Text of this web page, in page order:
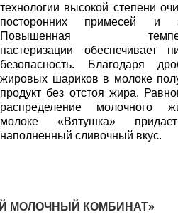
технологии высокой степени
посторонних примесей и
Повышенная
пастеризации обеспечивает
безопасность. Благодаря
жировых шариков в молоке
продукт без отстоя жира.
распределение молочного
молоке «Вятушка»
наполненный сливочный вкус.
МОЛОЧНЫЙ КОМБИНАТ»